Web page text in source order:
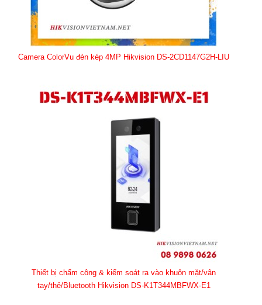
Camera ColorVu đèn kép 4MP Hikvision DS-2CD1147G2H-LIU
Thiết bị chấm công & kiểm soát ra vào khuôn mặt/vân
tay/thẻ/Bluetooth Hikvision DS-K1T344MBFWX-E1